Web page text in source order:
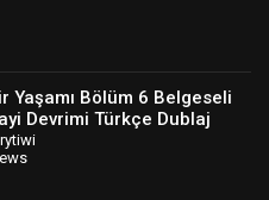
Yaşamı Bölüm 6 Belgeseli
Devrimi Türkçe Dublaj